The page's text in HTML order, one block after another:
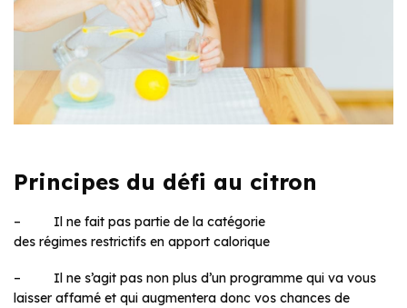
Principes du défi au citron
– Il ne fait pas partie de la catégorie
des régimes restrictifs en apport calorique
– Il ne s’agit pas non plus d’un programme qui va vous
laisser affamé et qui augmentera donc vos chances de